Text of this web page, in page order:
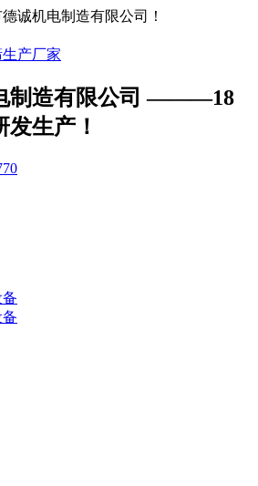
诚机电制造有限公司！
制造有限公司 ———18
生产！